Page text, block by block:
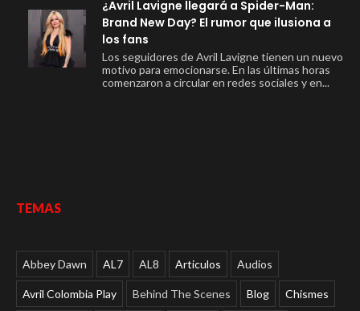
¿Avril Lavigne llegará a Spider-Man:
Brand New Day? El rumor que ilusiona a
los fans
Los seguidores de Avril Lavigne tienen un nuevo
motivo para emocionarse. En las últimas horas
comenzaron a circular en redes sociales y en...
TEMAS
Abbey Dawn AL7 AL8 Articulos Audios
Avril Colombia Play Behind The Scenes Blog Chismes